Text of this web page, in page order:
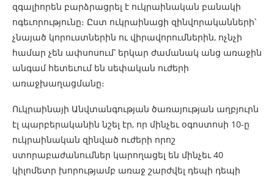
զգալիորեն բարձրացրել է ուկրաինական բանակի
ոգեւորությունը։ Ըստ ուկրաինացի զինվորականների՝
չնայած կորուստներին ու վիրավորումներին, ոչնչի
համար չեն ափսոսում՝ երկար ժամանակ անց առաջին
անգամ հետեւում են սեփական ուժերի
առաջխաղացմանը։
Ուկրաինայի Անվտանգության ծառայության աղբյուրն
էլ պարբերականին նշել էր, որ մինչեւ օգոստոսի 10-ը
ուկրաինական զինված ուժերի որոշ
ստորաբաժանումներ կարողացել են մինչեւ 40
կիլոմետր խորությամբ առաջ շարժվել դեպի դեպի